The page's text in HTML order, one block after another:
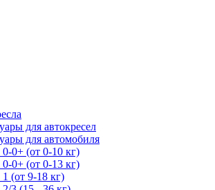
для автокресел
для автомобиля
0+ (от 0-10 кг)
0+ (от 0-13 кг)
(от 9-18 кг)